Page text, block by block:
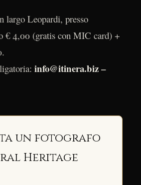
largo Leopardi, presso
€ 4,00 (gratis con MIC card) +
info@itinera.biz–
un fotografo
Heritage